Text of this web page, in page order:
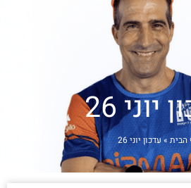
פעילויות
טבלת אימונים
מחירון
כלים למתאמן
הצטרפו אלינו
יוני 26
הבית»עדכון יוני 26